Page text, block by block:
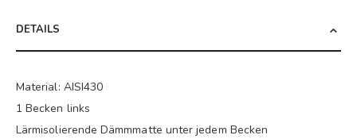
DETAILS
Material: AISI430
1 Becken links
Lärmisolierende Dämmmatte unter jedem Becken